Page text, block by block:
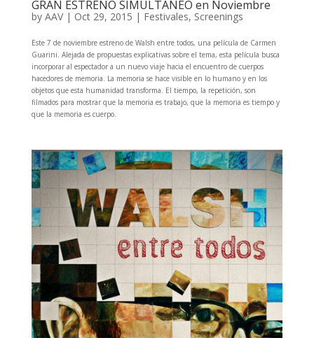
GRAN ESTRENO SIMULTANEO en Noviembre
by AAV| Oct 29, 2015 | Festivales, Screenings
Este 7 de noviembre estreno de Walsh entre todos, una película de Carmen
Guarini. Alejada de propuestas explicativas sobre el tema, esta película busca
incorporar al espectador a un nuevo viaje hacia el encuentro de cuerpos
hacedores de memoria. La memoria se hace visible en lo humano y en los
objetos que esta humanidad transforma. El tiempo, la repetición, son
filmados para mostrar que la memoria es trabajo, que la memoria es tiempo y
que la memoria es cuerpo.